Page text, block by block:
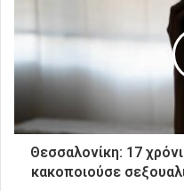
α
δ
ι
ύ
Θεσσαλονίκη: 17
κακοποιούσε